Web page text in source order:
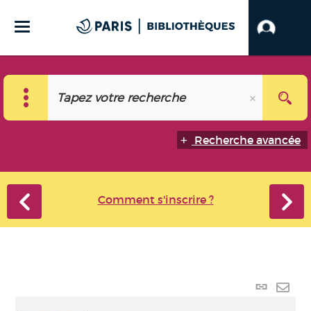
Recherche avancée
Comment s'inscrire ?
Lien